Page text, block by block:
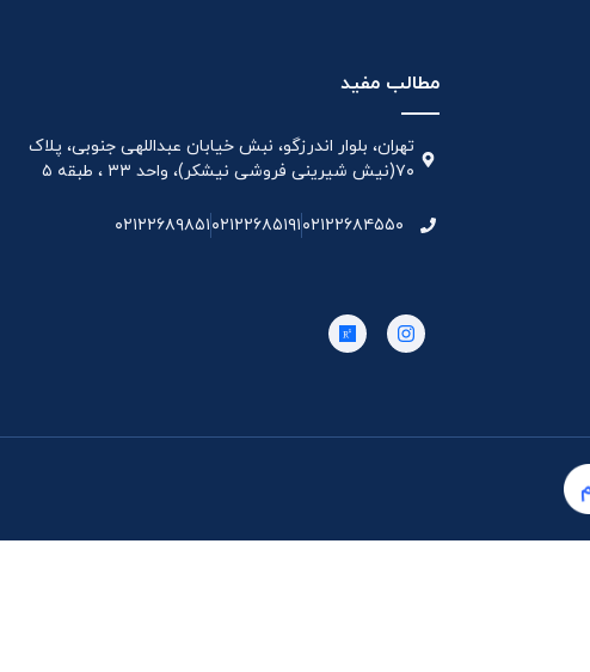
مطالب مفید
تهران، بلوار اندرزگو، نبش خیابان عبداللهی جنوبی، پلاک
۷۰(نیش شیرینی فروشی نیشکر)، واحد ۳۳ ، طبقه ۵
۰۲۱۲۲۶۸۴۵۵۰۰۲۱۲۲۶۸۵۱۹۱۰۲۱۲۲۶۸۹۸۵۱